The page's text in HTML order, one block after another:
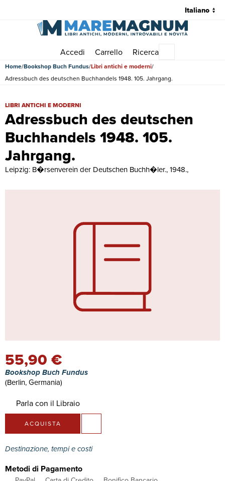
Accedi Carrello Ricerca
Home Bookshop Buch Fundus Libri antichi e moderni
Adressbuch des deutschen Buchhandels 1948. 105. Jahrgang.
Adressbuch des deutschen
Buchhandels 1948. 105.
Jahrgang.
Adressbuch des deutschen Buchhandels 1948. 105. Jahrgang. |
LIBRI ANTICHI E MODERNI
Leipzig: B�rsenverein der Deutschen Buchh�ler., 1948.,
55,90 €
Bookshop Buch Fundus
(Berlin, Germania)
Parla con il Libraio
ACQUISTA
Destinazione, tempi e costi
Metodi di Pagamento